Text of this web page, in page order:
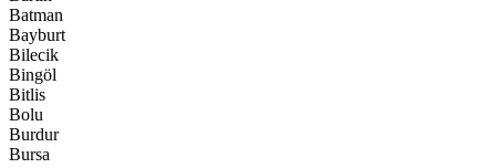
Batman
Bayburt
Bilecik
Bingöl
Bitlis
Bolu
Burdur
Bursa